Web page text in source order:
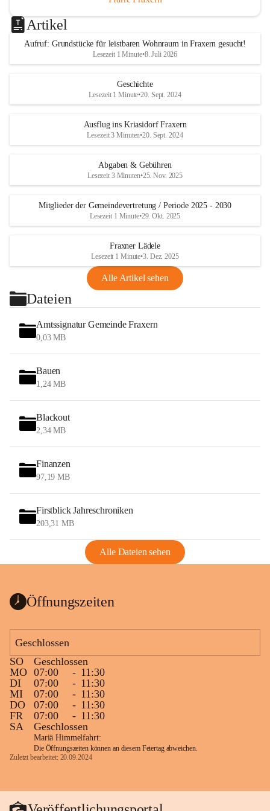
Artikel
Aufruf: Grundstücke für leistbaren Wohnraum in Fraxern gesucht!
Lesezeit 1 Minute•8. Juli 2026
Geschichte
Lesezeit 1 Minute•20. Sept. 2024
Ausflug ins Kriasidorf Fraxern
Lesezeit 3 Minuten•20. Sept. 2024
Abgaben & Gebühren
Lesezeit 3 Minuten•25. Nov. 2025
Mitglieder der Gemeindevertretung / Periode 2025 - 2030
Lesezeit 1 Minute•29. Okt. 2025
Fraxner Lädele
Lesezeit 1 Minute•3. Dez. 2025
Alle Artikel sehen
Dateien
Amtssignatur Gemeinde Fraxern
0,03 MB
Bauen
1,24 MB
Blackout
2,34 MB
Finanzen
97,19 MB
Firstblick Jahreschroniken
203,31 MB
Alle Dateien sehen
Öffnungszeiten
Geschlossen
SO
Geschlossen
MO 07:00 - 11:30
DI
07:00 - 11:30
MI
07:00 - 11:30
DO
07:00 - 11:30
FR
07:00 - 11:30
SA
Geschlossen
Mariä Himmelfahrt:
Die Öffnungszeiten können an diesem Feiertag abweichen.
Zuletzt bearbeitet: 20.09.2024